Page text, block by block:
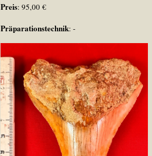
Preis: 95,00 €
Präparationstechnik: -